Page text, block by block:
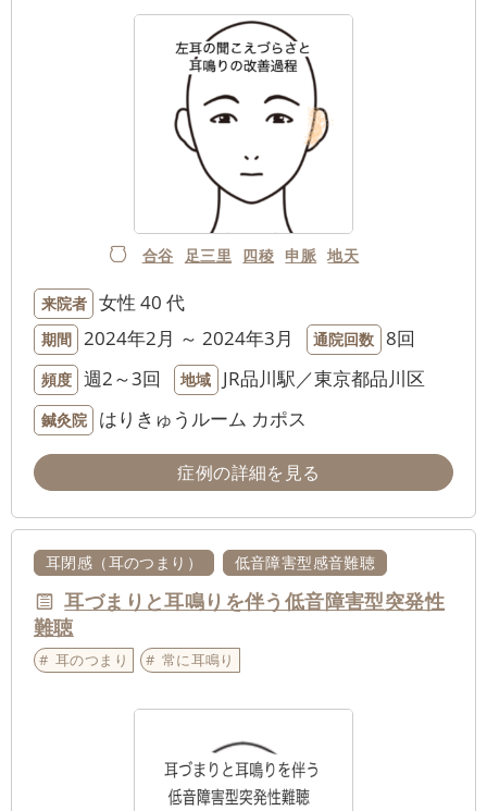
合谷 足三里 四稜 申脈 地天
来院者 女性 40 代
期間 2024年2月 ～ 2024年3月 通院回数 8回
頻度 週2～3回 地域 JR品川駅／東京都品川区
鍼灸院 はりきゅうルーム カポス
症例の詳細を見る
耳閉感（耳のつまり） 低音障害型感音難聴
耳づまりと耳鳴りを伴う低音障害型突発性
難聴
耳のつまり 常に耳鳴り